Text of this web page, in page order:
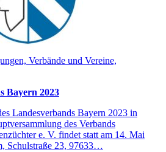
Verbände und Vereine,
Bayern 2023
Landesverbands Bayern 2023 in
des Verbands
e. V. findet statt am 14. Mai
Schulstraße 23, 97633…